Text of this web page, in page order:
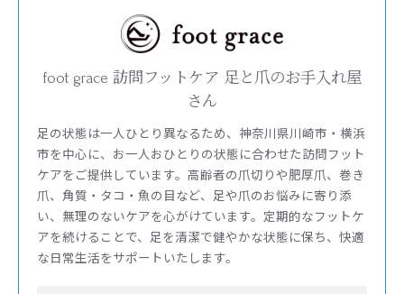
foot grace 訪問フットケア 足と爪のお手入れ屋
さん
足の状態は一人ひとり異なるため、神奈川県川崎市・横浜
市を中心に、お一人おひとりの状態に合わせた訪問フット
ケアをご提供しています。高齢者の爪切りや肥厚爪、巻き
爪、角質・タコ・魚の目など、足や爪のお悩みに寄り添
い、無理のないケアを心がけています。定期的なフットケ
アを続けることで、足を清潔で健やかな状態に保ち、快適
な日常生活をサポートいたします。